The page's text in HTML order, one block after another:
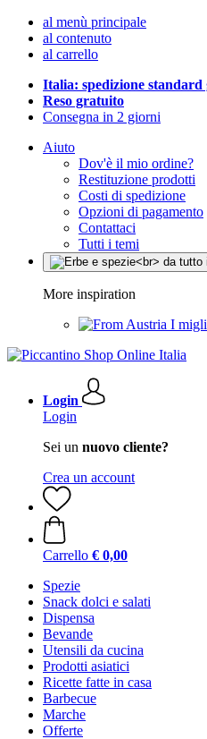
al menù principale
al contenuto
al carrello
Italia: spedizione standard
Reso gratuito
Consegna in 2 giorni
Aiuto
Dov'è il mio ordine?
Restituzione prodotti
Costi di spedizione
Opzioni di pagamento
Contattaci
Tutti i temi
More inspiration
I
Login
Login
Sei un nuovo cliente?
Crea un account
Carrello € 0,00
Spezie
Snack dolci e salati
Dispensa
Bevande
Utensili da cucina
Prodotti asiatici
Ricette fatte in casa
Barbecue
Marche
Offerte